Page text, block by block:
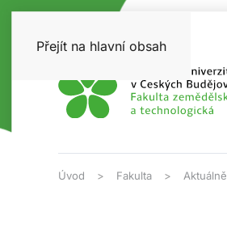
Přejít na hlavní obsah
Úvod Fakulta Aktuálně